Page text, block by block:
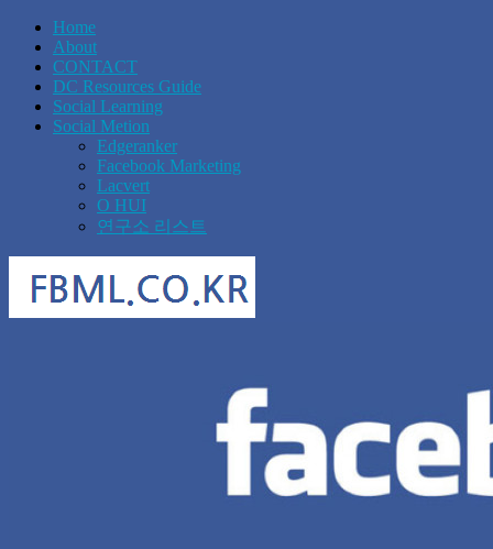
Home
About
CONTACT
DC Resources Guide
Social Learning
Social Metion
Edgeranker
Facebook Marketing
Lacvert
O HUI
연구소 리스트